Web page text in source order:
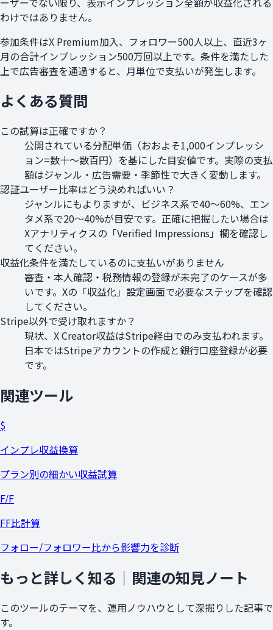
わけではありません。
参加条件はX Premium加入、フォロワー500人以上、直近3ヶ
月の合計インプレッション500万回以上です。条件を満たした
上で広告審査を通過すると、月単位で支払いが発生します。
よくある質問
この試算は正確ですか？
公開されている分配単価（おおよそ1,000インプレッシ
ョン=数十〜数百円）を基にした目安値です。実際の支払
額はジャンル・広告需要・季節性で大きく変動します。
認証ユーザー比率はどう決めればいい？
ジャンルにもよりますが、ビジネス系で40〜60%、エン
タメ系で20〜40%が目安です。正確に把握したい場合は
Xアナリティクスの「Verified Impressions」欄を確認し
てください。
収益化条件を満たしているのに支払いがありません
審査・本人確認・税務情報の登録が未完了のケースが多
いです。Xの「収益化」設定画面で必要なステップを確認
してください。
Stripe以外で受け取れますか？
現状、X Creator収益はStripe経由でのみ支払われます。
日本ではStripeアカウントの作成と銀行口座登録が必要
です。
関連ツール
$
インプレ収益換算
プラン別の細かい収益試算
F/F
FF比計算
フォロー/フォロワー比から影響力を診断
もっと詳しく知る｜関連の知見ノート
このツールのテーマを、運用ノウハウとして深掘りした記事で
す。